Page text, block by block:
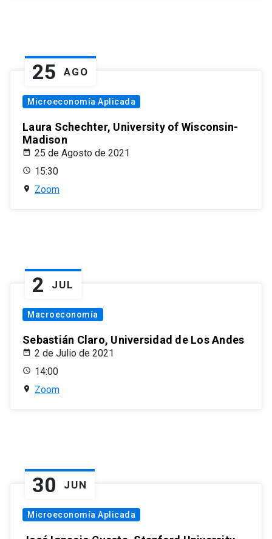
25 AGO
Microeconomía Aplicada
Laura Schechter, University of Wisconsin-
Madison
25 de Agosto de 2021
15:30
Zoom
2 JUL
Macroeconomía
Sebastián Claro, Universidad de Los Andes
2 de Julio de 2021
14:00
Zoom
30 JUN
Microeconomía Aplicada